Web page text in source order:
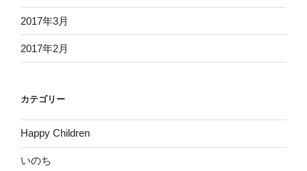
2017年3月
2017年2月
カテゴリー
Happy Children
いのち